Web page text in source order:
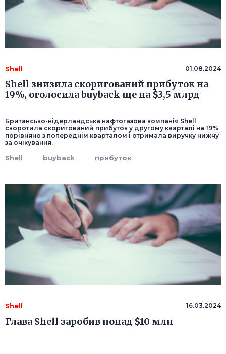
Shell 01.08.2024
Shell знизила скоригований прибуток на
19%, оголосила buyback ще на $3,5 млрд
Британсько-нідерландська нафтогазова компанія Shell
скоротила скоригований прибуток у другому кварталі на 19%
порівняно з попереднім кварталом і отримала виручку нижчу
за очікування.
Shell buyback прибуток
Shell 16.03.2024
Глава Shell заробив понад $10 млн